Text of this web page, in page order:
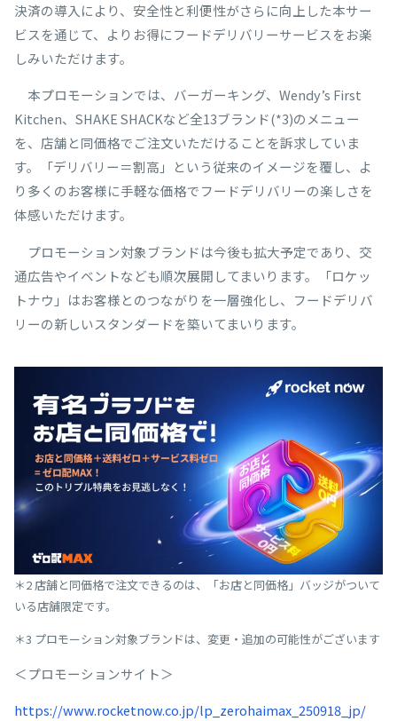
決済の導入により、安全性と利便性がさらに向上した本サー
ビスを通じて、よりお得にフードデリバリーサービスをお楽
しみいただけます。
本プロモーションでは、バーガーキング、Wendy’s First
Kitchen、SHAKE SHACKなど全13ブランド(*3)のメニュー
を、店舗と同価格でご注文いただけることを訴求していま
す。「デリバリー＝割高」という従来のイメージを覆し、よ
り多くのお客様に手軽な価格でフードデリバリーの楽しさを
体感いただけます。
プロモーション対象ブランドは今後も拡大予定であり、交
通広告やイベントなども順次展開してまいります。「ロケッ
トナウ」はお客様とのつながりを一層強化し、フードデリバ
リーの新しいスタンダードを築いてまいります。
＊2 店舗と同価格で注文できるのは、「お店と同価格」バッジがついて
いる店舗限定です。
＊3 プロモーション対象ブランドは、変更・追加の可能性がございます
＜プロモーションサイト＞
https://www.rocketnow.co.jp/lp_zerohaimax_250918_jp/